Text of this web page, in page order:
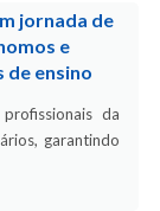
jornada de
e
ensino
da
garantindo